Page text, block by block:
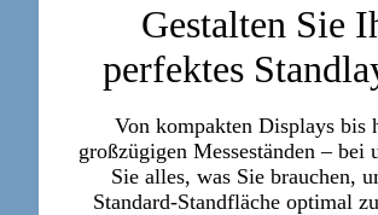
Gestalten Sie
perfektes
Von kompakten Displays bis
großzügigen Messeständen – bei
Sie alles, was Sie brauchen,
Standard-Standfläche optimal